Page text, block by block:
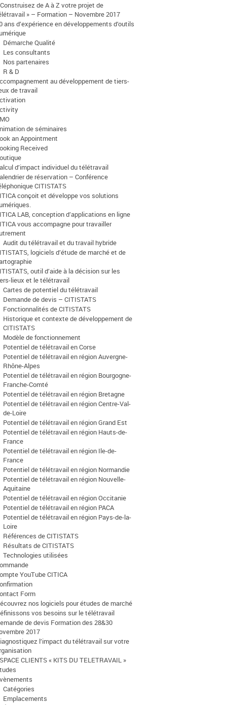
de A à Z votre projet de
» – Formation – Novembre 2017
ans d’expérience en développements d’outils
Démarche Qualité
Les consultants
Nos partenaires
R & D
au développement de tiers-
de travail
de séminaires
an Appointment
Received
d’impact individuel du télétravail
de réservation – Conférence
CITISTATS
conçoit et développe vos solutions
LAB, conception d’applications en ligne
vous accompagne pour travailler
Audit du télétravail et du travail hybride
logiciels d’étude de marché et de
outil d’aide à la décision sur les
lieux et le télétravail
Cartes de potentiel du télétravail
Demande de devis – CITISTATS
Fonctionnalités de CITISTATS
Historique et contexte de développement de
CITISTATS
Modèle de fonctionnement
Potentiel de télétravail en Corse
Potentiel de télétravail en région Auvergne-
Rhône-Alpes
Potentiel de télétravail en région Bourgogne-
Franche-Comté
Potentiel de télétravail en région Bretagne
Potentiel de télétravail en région Centre-Val-
de-Loire
Potentiel de télétravail en région Grand Est
Potentiel de télétravail en région Hauts-de-
France
Potentiel de télétravail en région Ile-de-
France
Potentiel de télétravail en région Normandie
Potentiel de télétravail en région Nouvelle-
Aquitaine
Potentiel de télétravail en région Occitanie
Potentiel de télétravail en région PACA
Potentiel de télétravail en région Pays-de-la-
Loire
Références de CITISTATS
Résultats de CITISTATS
Technologies utilisées
YouTube CITICA
Form
nos logiciels pour études de marché
vos besoins sur le télétravail
de devis Formation des 28&30
2017
l’impact du télétravail sur votre
CLIENTS « KITS DU TELETRAVAIL »
Catégories
Emplacements